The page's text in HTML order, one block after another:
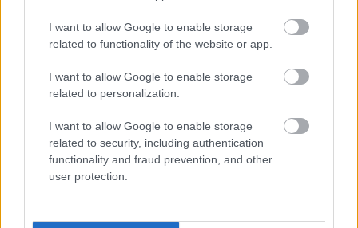
I want to allow Google to enable storage
related to functionality of the website or app.
I want to allow Google to enable storage
related to personalization.
I want to allow Google to enable storage
related to security, including authentication
functionality and fraud prevention, and other
user protection.
Η γαλάζια «θετική ατζέντα» στο δρόμο για το
2027 - Το παράπονο της Καρυστιανού - Στον
Πυρόπληκτοι: Τι σημαίνουν τα «πράσινα»,
«κίτρινα» και «κόκκινα» σπίτια για τις
Ποια είναι η (κυβερνητική) λίστα με τα μεγάλα
οδικά έργα και τα εκτιμώμενα
χρονοδιαγράμματα